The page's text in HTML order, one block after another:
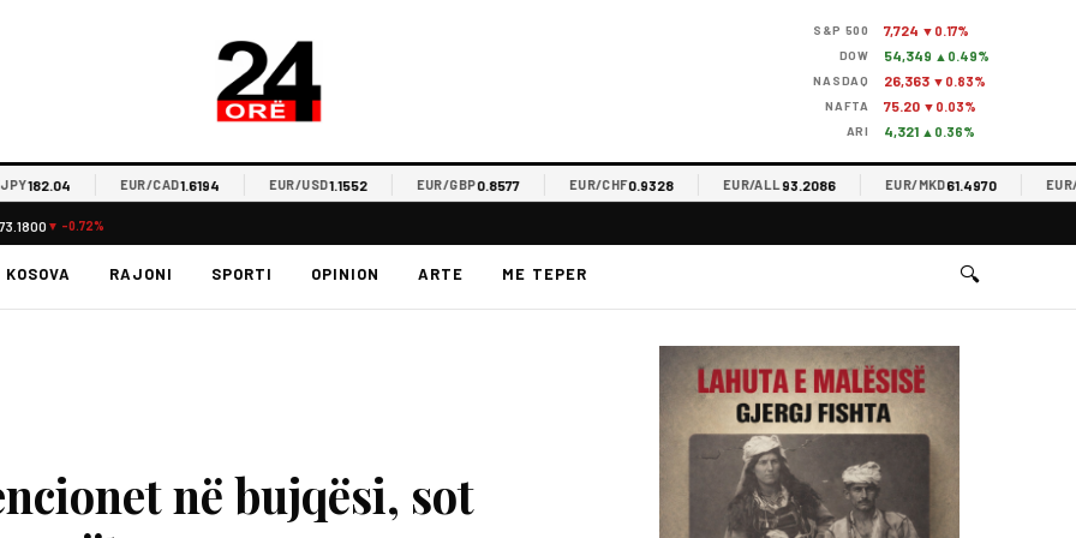
S&P 500 7,724 ▼0.17%
DOW 54,349 ▲0.49%
NASDAQ 26,363 ▼0.83%
NAFTA 75.20 ▼0.03%
ARI 4,321 ▲0.36%
EUR/CAD1.6194 EUR/USD1.1552 EUR/GBP0.8577 EUR/CHF0.9328 EUR/ALL93.2086 EUR/MKD61.4970 EUR/RSD
▼ -0.72%
KOSOVA RAJONI SPORTI OPINION ARTE ME TEPER 🔍
në bujqësi, sot